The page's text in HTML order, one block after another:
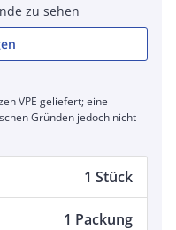
zu sehen
VPE geliefert; eine
Gründen jedoch nicht
1 Stück
1 Packung